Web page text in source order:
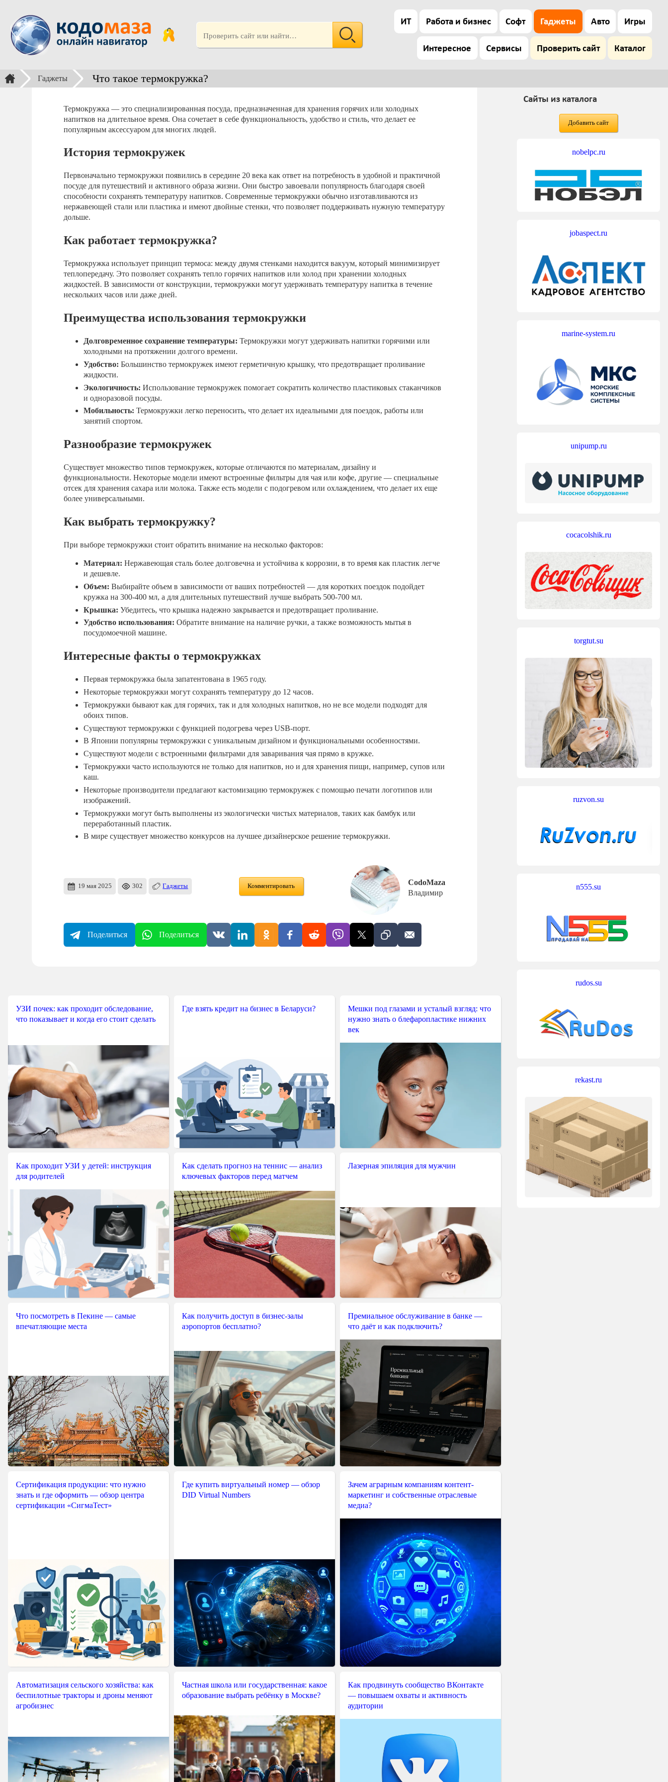
ИТ Работа и бизнес Софт Гаджеты Авто Игры
Интересное Сервисы Проверить сайт Каталог
Гаджеты Что такое термокружка?
Термокружка — это специализированная посуда, предназначенная для хранения горячих или холодных
напитков на длительное время. Она сочетает в себе функциональность, удобство и стиль, что делает ее
популярным аксессуаром для многих людей.
История термокружек
Первоначально термокружки появились в середине 20 века как ответ на потребность в удобной и практичной
посуде для путешествий и активного образа жизни. Они быстро завоевали популярность благодаря своей
способности сохранять температуру напитков. Современные термокружки обычно изготавливаются из
нержавеющей стали или пластика и имеют двойные стенки, что позволяет поддерживать нужную температуру
дольше.
Как работает термокружка?
Термокружка использует принцип термоса: между двумя стенками находится вакуум, который минимизирует
теплопередачу. Это позволяет сохранять тепло горячих напитков или холод при хранении холодных
жидкостей. В зависимости от конструкции, термокружки могут удерживать температуру напитка в течение
нескольких часов или даже дней.
Преимущества использования термокружки
Долговременное сохранение температуры: Термокружки могут удерживать напитки горячими или
холодными на протяжении долгого времени.
Удобство: Большинство термокружек имеют герметичную крышку, что предотвращает проливание
жидкости.
Экологичность: Использование термокружек помогает сократить количество пластиковых стаканчиков
и одноразовой посуды.
Мобильность: Термокружки легко переносить, что делает их идеальными для поездок, работы или
занятий спортом.
Разнообразие термокружек
Существует множество типов термокружек, которые отличаются по материалам, дизайну и
функциональности. Некоторые модели имеют встроенные фильтры для чая или кофе, другие — специальные
отсек для хранения сахара или молока. Также есть модели с подогревом или охлаждением, что делает их еще
более универсальными.
Как выбрать термокружку?
При выборе термокружки стоит обратить внимание на несколько факторов:
Материал: Нержавеющая сталь более долговечна и устойчива к коррозии, в то время как пластик легче
и дешевле.
Объем: Выбирайте объем в зависимости от ваших потребностей — для коротких поездок подойдет
кружка на 300-400 мл, а для длительных путешествий лучше выбрать 500-700 мл.
Крышка: Убедитесь, что крышка надежно закрывается и предотвращает проливание.
Удобство использования: Обратите внимание на наличие ручки, а также возможность мытья в
посудомоечной машине.
Интересные факты о термокружках
Первая термокружка была запатентована в 1965 году.
Некоторые термокружки могут сохранять температуру до 12 часов.
Термокружки бывают как для горячих, так и для холодных напитков, но не все модели подходят для
обоих типов.
Существуют термокружки с функцией подогрева через USB-порт.
В Японии популярны термокружки с уникальным дизайном и функциональными особенностями.
Существуют модели с встроенными фильтрами для заваривания чая прямо в кружке.
Термокружки часто используются не только для напитков, но и для хранения пищи, например, супов или
каш.
Некоторые производители предлагают кастомизацию термокружек с помощью печати логотипов или
изображений.
Термокружки могут быть выполнены из экологически чистых материалов, таких как бамбук или
переработанный пластик.
В мире существует множество конкурсов на лучшее дизайнерское решение термокружки.
19 мая 2025 302 Гаджеты Комментировать
CodoMaza
Владимир
Поделиться Поделиться
УЗИ почек: как проходит обследование,
что показывает и когда его стоит сделать
Где взять кредит на бизнес в Беларуси?
Мешки под глазами и усталый взгляд: что
нужно знать о блефаропластике нижних
век
Как проходит УЗИ у детей: инструкция
для родителей
Как сделать прогноз на теннис — анализ
ключевых факторов перед матчем
Лазерная эпиляция для мужчин
Что посмотреть в Пекине — самые
впечатляющие места
Как получить доступ в бизнес-залы
аэропортов бесплатно?
Премиальное обслуживание в банке —
что даёт и как подключить?
Сертификация продукции: что нужно
знать и где оформить — обзор центра
сертификации «СигмаТест»
Где купить виртуальный номер — обзор
DID Virtual Numbers
Зачем аграрным компаниям контент-
маркетинг и собственные отраслевые
медиа?
Автоматизация сельского хозяйства: как
беспилотные тракторы и дроны меняют
агробизнес
Частная школа или государственная: какое
образование выбрать ребёнку в Москве?
Как продвинуть сообщество ВКонтакте
— повышаем охваты и активность
аудитории
Сайты из каталога
Добавить сайт
nobelpc.ru
jobaspect.ru
marine-system.ru
unipump.ru
cocacolshik.ru
torgtut.su
ruzvon.su
n555.su
rudos.su
rekast.ru